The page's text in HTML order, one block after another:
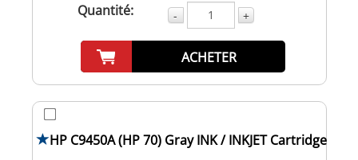
Quantité: - +
ACHETER
HP C9450A (HP 70) Gray INK / INKJET Cartridge